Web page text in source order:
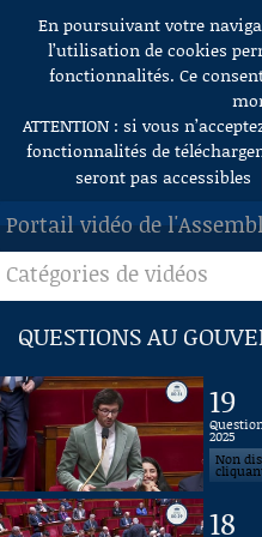
Aller au contenu
En poursuivant votre
l’utilisation de cookies
fonctionnalités. Ce
ATTENTION : si vous
fonctionnalités de
seront pas accessibles
Portail vidéo de
ACCUEIL
EN DIRECT
À LA DEMANDE
RECHERCHE
AIDE À LA DÉCOUPE
DE VIDÉOS
Catégories de vidéos
Questions au
QUESTIONS AU
19
2025
Non
18